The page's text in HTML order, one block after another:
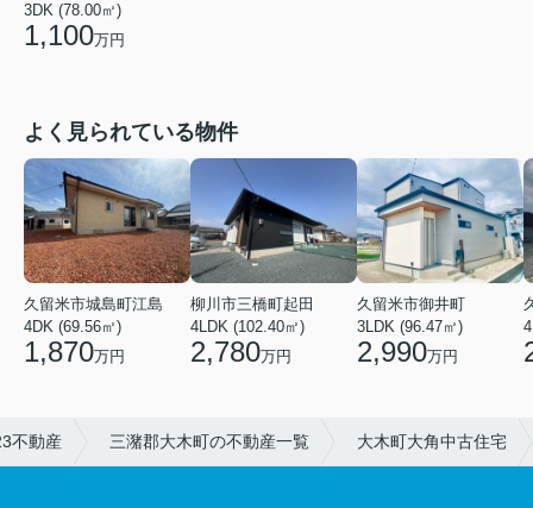
3DK (78.00㎡)
1,100万円
よく見られている物件
久留米市城島町江島
4DK (69.56㎡)
1,870万円
柳川市三橋町起田
4LDK (102.40㎡)
2,780万円
久留米市御井町
3LDK (96.47㎡)
2,990万円
不動産 三潴郡大木町の不動産一覧 大木町大角中古住宅